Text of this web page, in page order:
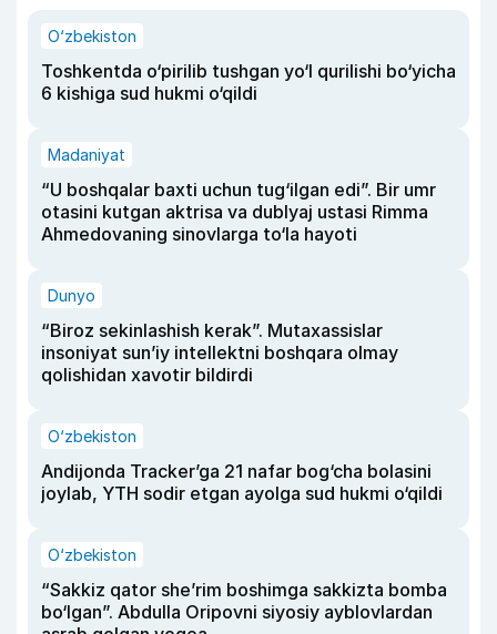
O‘zbekiston
Toshkentda o‘pirilib tushgan yo‘l qurilishi bo‘yicha
6 kishiga sud hukmi o‘qildi
Madaniyat
“U boshqalar baxti uchun tug‘ilgan edi”. Bir umr
otasini kutgan aktrisa va dublyaj ustasi Rimma
Ahmedovaning sinovlarga to‘la hayoti
Dunyo
“Biroz sekinlashish kerak”. Mutaxassislar
insoniyat sun’iy intellektni boshqara olmay
qolishidan xavotir bildirdi
O‘zbekiston
Andijonda Tracker’ga 21 nafar bog‘cha bolasini
joylab, YTH sodir etgan ayolga sud hukmi o‘qildi
O‘zbekiston
“Sakkiz qator she’rim boshimga sakkizta bomba
bo‘lgan”. Abdulla Oripovni siyosiy ayblovlardan